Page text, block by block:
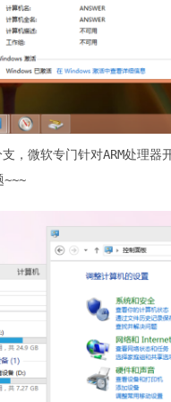
微软专门针对ARM处理
~~~